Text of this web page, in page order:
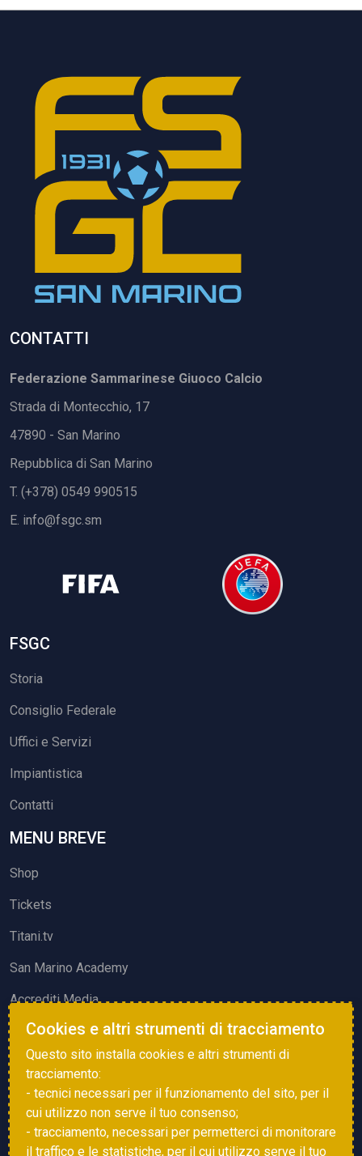
CONTATTI
Federazione Sammarinese Giuoco Calcio
Strada di Montecchio, 17
47890 - San Marino
Repubblica di San Marino
T. (+378) 0549 990515
E. info@fsgc.sm
FSGC
Storia
Consiglio Federale
Uffici e Servizi
Impiantistica
Contatti
MENU BREVE
Shop
Tickets
Titani.tv
San Marino Academy
Accrediti Media
ATTIVITÀ ED EVENTI
Squadre di Calcio
Associazione Sammarinese Arbitri
Vota gol e parata
Cookies e altri strumenti di tracciamento
Questo sito installa cookies e altri strumenti di
tracciamento:
- tecnici necessari per il funzionamento del sito, per il
cui utilizzo non serve il tuo consenso;
- tracciamento, necessari per permetterci di monitorare
il traffico e le statistiche, per il cui utilizzo serve il tuo